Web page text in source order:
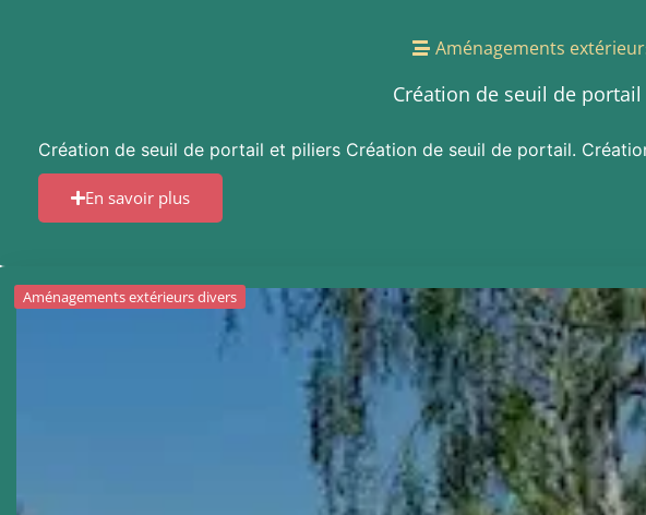
Aménagements
Création de seuil de
Création de seuil de portail et piliers Création de seuil de portail.
En savoir plus
Aménagements extérieurs divers